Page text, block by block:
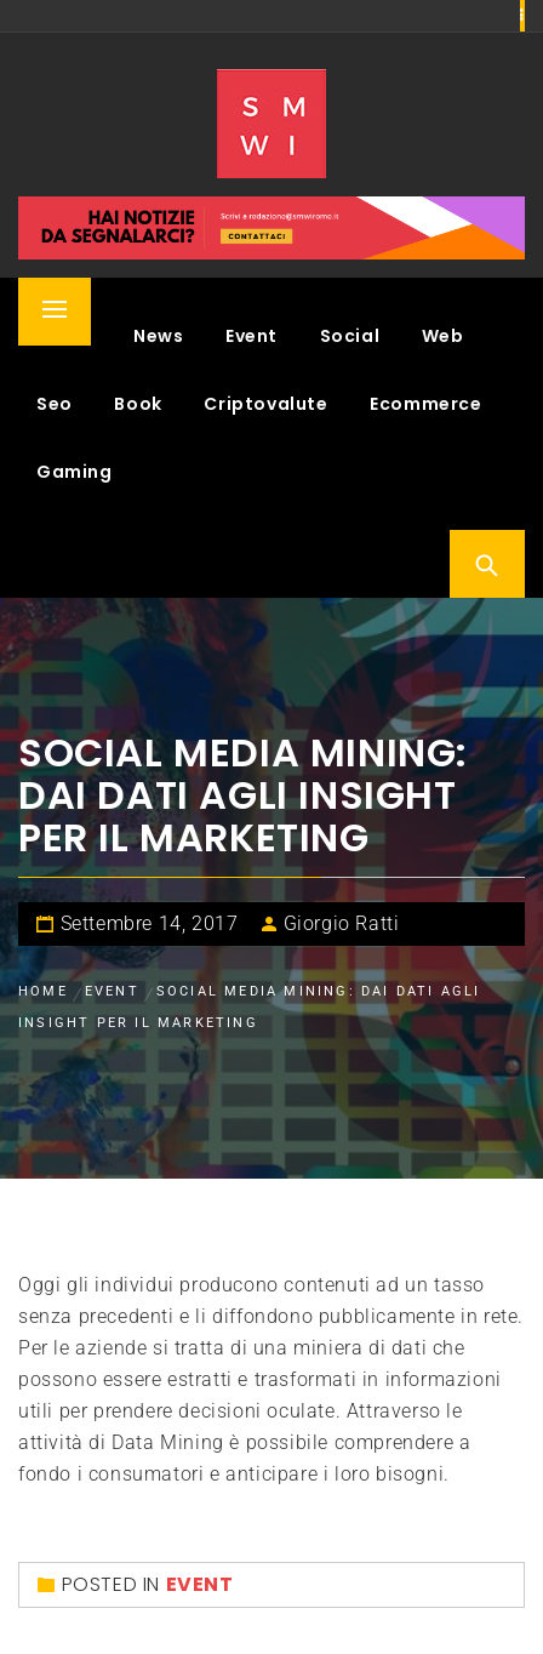
SOCIAL MEDIA WEEK & NEWS
Primary
News Event Social Web
Seo Book Criptovalute Ecommerce
Gaming
SOCIAL MEDIA MINING:
DAI DATI AGLI INSIGHT
PER IL MARKETING
Settembre 14, 2017 Giorgio Ratti
HOME EVENT
SOCIAL MEDIA MINING: DAI DATI AGLI
INSIGHT PER IL MARKETING
Oggi gli individui producono contenuti ad un tasso
senza precedenti e li diffondono pubblicamente in rete.
Per le aziende si tratta di una miniera di dati che
possono essere estratti e trasformati in informazioni
utili per prendere decisioni oculate. Attraverso le
attività di Data Mining è possibile comprendere a
fondo i consumatori e anticipare i loro bisogni.
POSTED IN EVENT